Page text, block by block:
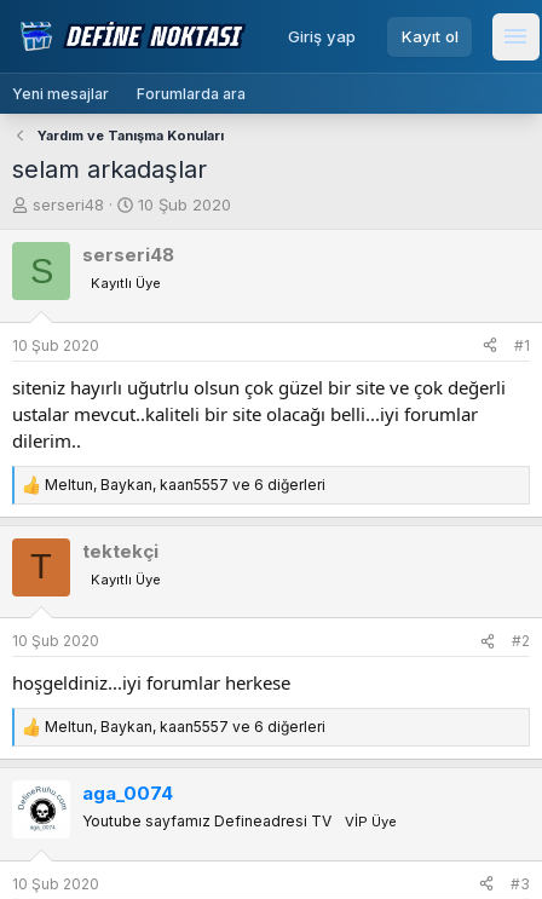
Giriş yap Kayıt ol menu
Yeni mesajlar Forumlarda ara
Yardım ve Tanışma Konuları
selam arkadaşlar
K
b
y
u
b
a
ş
t
a
serseri48
B
ş
l
n
ı
ç
i
h
10 Şub 2020
S serseri48
Kayıtlı Üye
10 Şub 2020 #1
siteniz hayırlı uğutrlu olsun çok güzel bir site ve çok değerli
ustalar mevcut..kaliteli bir site olacağı belli...iyi forumlar
dilerim..
T
e
p
l
e
r
Meltun, Baykan, kaan5557 ve 6 diğerleri
T tektekçi
Kayıtlı Üye
10 Şub 2020 #2
hoşgeldiniz...iyi forumlar herkese
T
e
k
e
r
Meltun, Baykan, kaan5557 ve 6 diğerleri
aga_0074
Youtube sayfamız Defineadresi TV VİP Üye
10 Şub 2020 #3